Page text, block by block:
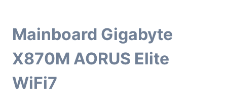
Mainboard Gigabyte
X870M AORUS Elite
WiFi7